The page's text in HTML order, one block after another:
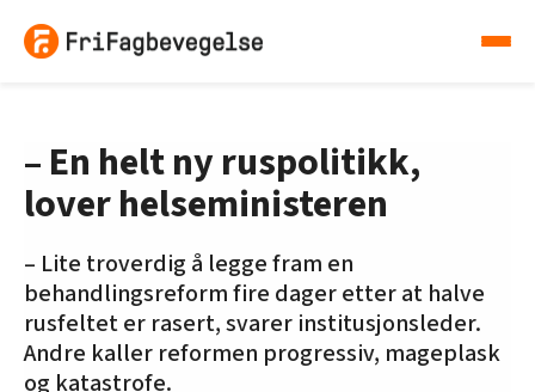
– En helt ny ruspolitikk,
lover helseministeren
– Lite troverdig å legge fram en
behandlingsreform fire dager etter at halve
rusfeltet er rasert, svarer institusjonsleder.
Andre kaller reformen progressiv, mageplask
og katastrofe.